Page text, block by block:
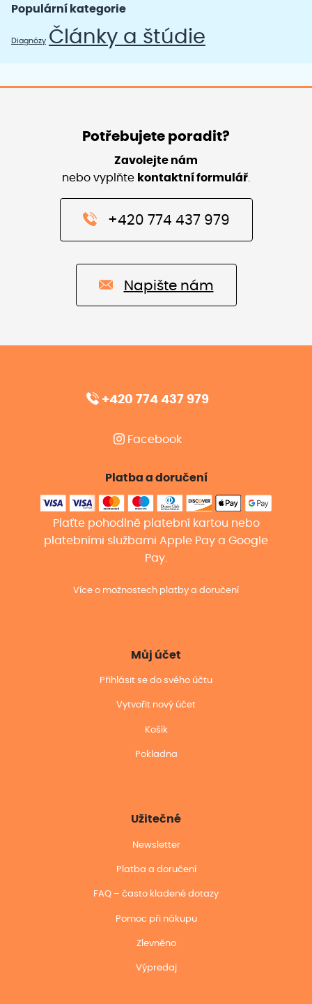
Populární kategorie
Diagnózy Články a štúdie
Potřebujete poradit?
Zavolejte nám
nebo vyplňte kontaktní formulář
+420 774 437 979
Napište nám
+420 774 437 979
Facebook
Platba a doručení
Plaťte pohodlně platební kartou nebo
platebními službami Apple Pay a Google
Pay.
Více o možnostech platby a doručení
Můj účet
Přihlásit se do svého účtu
Vytvořit nový účet
Košík
Pokladna
Užitečné
Newsletter
Platba a doručení
FAQ – často kladené dotazy
Pomoc při nákupu
Zlevněno
Výpredaj